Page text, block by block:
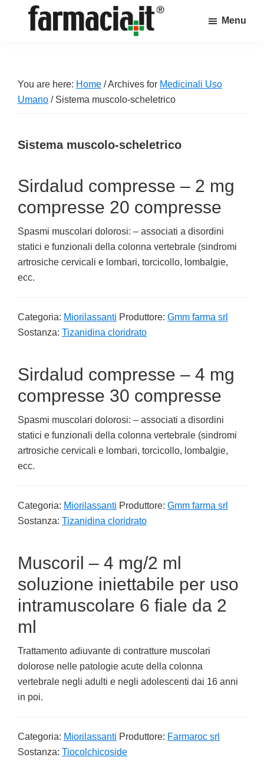
sul
mondo
online
Menu
You are here: Home /Archives for Medicinali Uso
Umano /Sistema muscolo-scheletrico
Sistema muscolo-scheletrico
Sirdalud compresse – 2 mg
compresse 20 compresse
Spasmi muscolari dolorosi: – associati a disordini
statici e funzionali della colonna vertebrale (sindromi
artrosiche cervicali e lombari, torcicollo, lombalgie,
ecc.
Categoria: Miorilassanti Produttore: Gmm farma srl
Sostanza: Tizanidina cloridrato
Sirdalud compresse – 4 mg
compresse 30 compresse
Spasmi muscolari dolorosi: – associati a disordini
statici e funzionali della colonna vertebrale (sindromi
artrosiche cervicali e lombari, torcicollo, lombalgie,
ecc.
Categoria: Miorilassanti Produttore: Gmm farma srl
Sostanza: Tizanidina cloridrato
Muscoril – 4 mg/2 ml
soluzione iniettabile per uso
intramuscolare 6 fiale da 2
ml
Trattamento adiuvante di contratture muscolari
dolorose nelle patologie acute della colonna
vertebrale negli adulti e negli adolescenti dai 16 anni
in poi.
Categoria: Miorilassanti Produttore: Farmaroc srl
Sostanza: Tiocolchicoside